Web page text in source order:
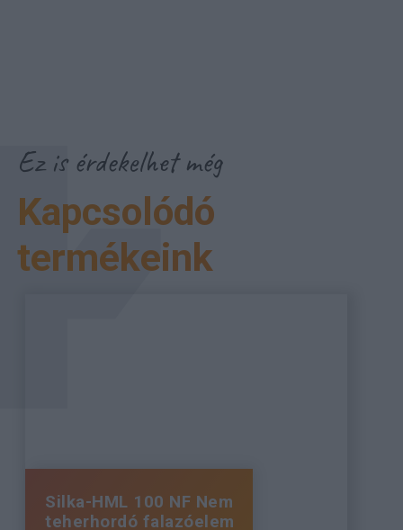
Ez is érdekelhet még
Kapcsolódó
termékeink
Silka-HML 100 NF Nem
teherhordó falazóelem